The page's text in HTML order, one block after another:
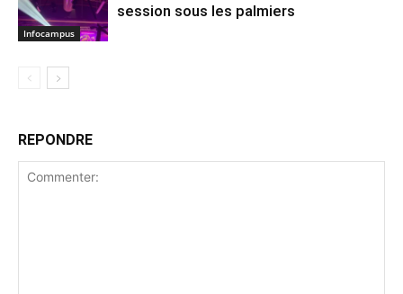
Infocampus
session sous les palmiers
REPONDRE